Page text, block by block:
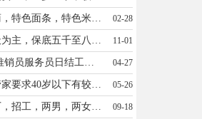
现代职业学校食堂招商，特色面条，特色米饭，特色小吃，封闭式学校，另外招厨师帮厨三名，13223258128 02-28
抖音直播无需才艺聊天为主，保底五千至八千, 每天6小时工作简单有无经验均可, 专业运营全程指导16632956071 11-01
沙河市ktv招聘女酒水推销员服务员日结工资900-1800可接送上下班微信:mhtssbmhsn☎15227371952 04-27
皓顺府物业招聘楼宇管家要求40岁以下有较好的沟通能力，对工作认真负责。公司有保险，节日福利四天公休18731955933 05-26
襄都区赵麻村拉杆箱厂，招工，两男，两女，计件，室内干，有空调，手头快。13231989987 09-18